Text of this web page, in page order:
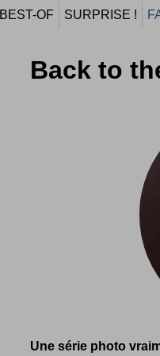
BEST-OF SURPRISE !
Back to
Une série photo